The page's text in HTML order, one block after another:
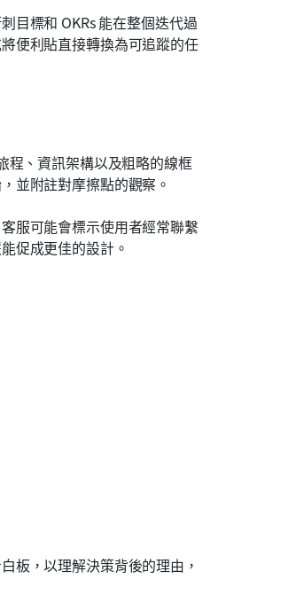
目標和 OKRs 能在整個迭代過
便利貼直接轉換為可追蹤的任
程、資訊架構以及粗略的線框
並附註對摩擦點的觀察。
服可能會標示使用者經常聯繫
促成更佳的設計。
板，以理解決策背後的理由，